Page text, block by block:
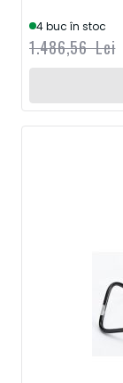
4 buc în stoc
1.486,56 Lei